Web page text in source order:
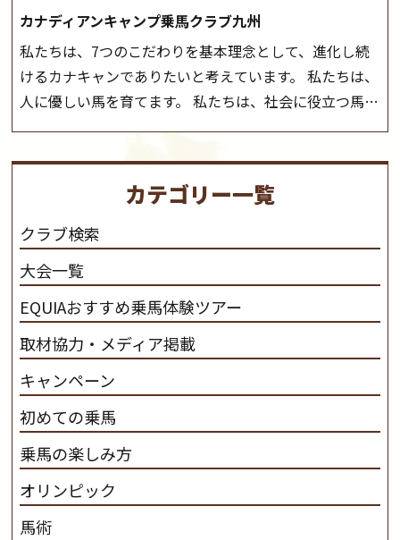
カナディアンキャンプ乗馬クラブ九州
私たちは、7つのこだわりを基本理念として、進化し続
けるカナキャンでありたいと考えています。 私たちは、
人に優しい馬を育てます。 私たちは、社会に役立つ馬を
さと魅力を追求します。 私たちは、馬の品種と血統にこ
だわります。 私たちは、乗用馬の質の向上を目指し、生
産･育成･調教を一貫して行います。カナディアンキャ
ンプ乗馬クラブ九州のツアー情報はこちら
カテゴリー一覧
クラブ検索
大会一覧
EQUIAおすすめ乗馬体験ツアー
取材協力・メディア掲載
キャンペーン
初めての乗馬
乗馬の楽しみ方
オリンピック
馬術